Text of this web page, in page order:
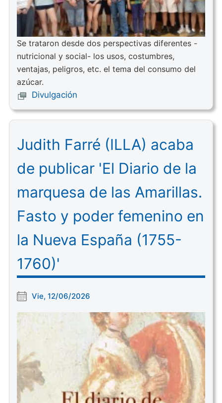
Se trataron desde dos perspectivas diferentes -
nutricional y social- los usos, costumbres,
ventajas, peligros, etc. el tema del consumo del
azúcar.
Divulgación
Judith Farré (ILLA) acaba
de publicar 'El Diario de la
marquesa de las Amarillas.
Fasto y poder femenino en
la Nueva España (1755-
1760)'
Vie, 12/06/2026